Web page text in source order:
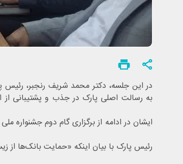
در این جلسه، دکتر محمد شریف رنجبر،
به رسالت اصلی پارک در جذب و پشتیبانی از
ایشان در ادامه از برگزاری گام دوم
رئیس پارک با بیان اینکه «حمایت بانک‌ها از